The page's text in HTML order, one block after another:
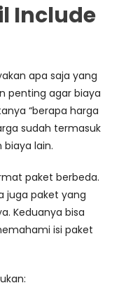
Include
apa saja yang
penting agar biaya
“berapa harga
sudah termasuk
biaya lain.
paket berbeda.
juga paket yang
Keduanya bisa
isi paket